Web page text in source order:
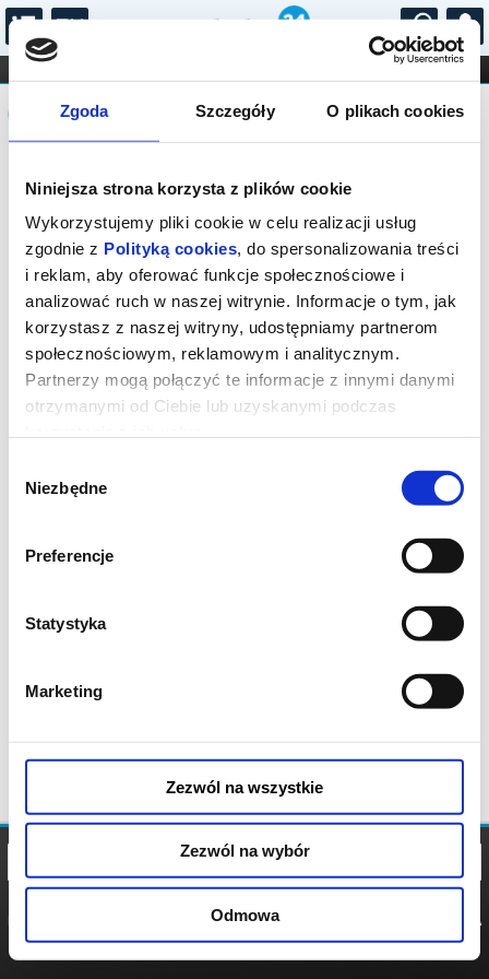
Zgoda Szczegóły O plikach cookies
Niniejsza strona korzysta z plików cookie
Wykorzystujemy pliki cookie w celu realizacji usług
zgodnie z Polityką cookies, do spersonalizowania treści
i reklam, aby oferować funkcje społecznościowe i
analizować ruch w naszej witrynie. Informacje o tym, jak
korzystasz z naszej witryny, udostępniamy partnerom
społecznościowym, reklamowym i analitycznym.
Partnerzy mogą połączyć te informacje z innymi danymi
otrzymanymi od Ciebie lub uzyskanymi podczas
zgody
Niezbędne
Preferencje
Statystyka
Marketing
Zezwól na wszystkie
Zezwól na wybór
Odmowa
...
FILHARMONIA OPERA I BALET
STAND-UP
DLA DZIECI
Komunikat
Sprzedaż on-line została zakończona,
sprawdź dostępność biletów w kasie.
Kontakt tel.: 18 544 74 72 lub e-mail:
kino@rabka.pl
POLITYKA
POLITYKA